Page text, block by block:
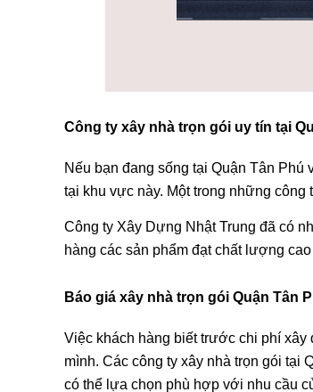
Công ty xây nhà trọn gói uy tín tại
Nếu bạn đang sống tại Quận Tân Phú
tại khu vực này. Một trong những
Công ty Xây Dựng Nhật Trung đã có
hàng các sản phẩm đạt chất lượng
Báo giá xây nhà trọn gói Quận Tân
Việc khách hàng biết trước chi phí xây
mình. Các công ty xây nhà trọn gói tại
có thể lựa chọn phù hợp với nhu cầu